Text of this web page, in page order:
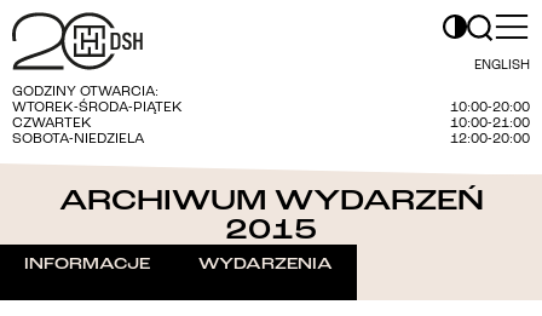
ENGLISH
GODZINY OTWARCIA:
WTOREK-ŚRODA-PIĄTEK
10:00-20:00
CZWARTEK
10:00-21:00
SOBOTA-NIEDZIELA
12:00-20:00
ARCHIWUM WYDARZEŃ
2015
INFORMACJE WYDARZENIA